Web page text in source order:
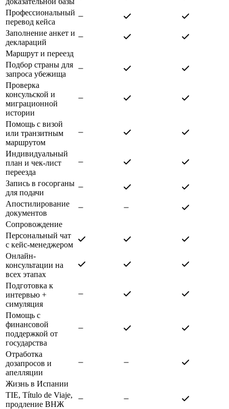
Профессиональный
перевод кейса
Заполнение анкет и
деклараций
Маршрут и переезд
Подбор страны для
запроса убежища
Проверка
консульской и
миграционной
истории
Помощь с визой
или транзитным
маршрутом
Индивидуальный
план и чек-лист
переезда
Запись в госорганы
для подачи
Апостилирование
документов
Сопровождение
Персональный чат
с кейс-менеджером
Онлайн-
консультации на
всех этапах
Подготовка к
интервью +
симуляция
Помощь с
финансовой
поддержкой от
государства
Отработка
дозапросов и
апелляции
Жизнь в Испании
TIE, Título de Viaje,
продление ВНЖ